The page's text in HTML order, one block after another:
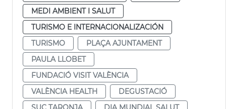
MEDI AMBIENT I SALUT
TURISMO E INTERNACIONALIZACIÓN
TURISMO
PLAÇA AJUNTAMENT
PAULA LLOBET
FUNDACIÓ VISIT VALÈNCIA
VALÈNCIA HEALTH
DEGUSTACIÓ